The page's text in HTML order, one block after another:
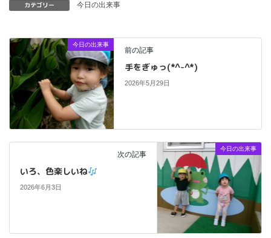
カテゴリー 今日の出来事
今日の出来事
前の記事
手をぎゅっ(*^-^*)
2026年5月29日
今日の出来事
次の記事
いろ、色楽しいね
2026年6月3日